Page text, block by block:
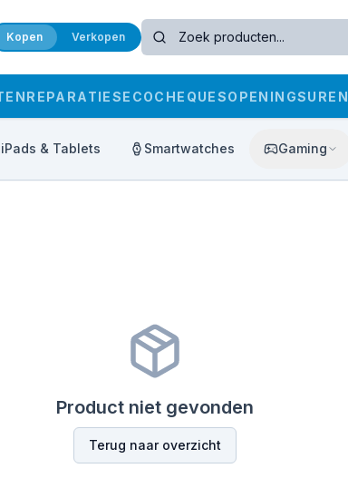
Kopen Verkopen
REPARATIESECOCHEQUESOPENINGSUREN
iPads & Tablets Smartwatches Gaming
Product niet gevonden
Terug naar overzicht